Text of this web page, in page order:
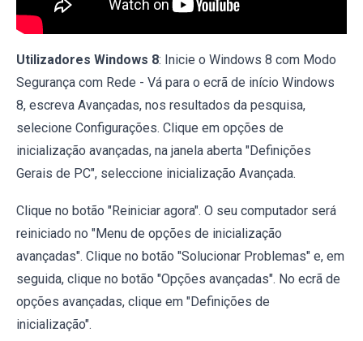
Utilizadores Windows 8: Inicie o Windows 8 com Modo
Segurança com Rede - Vá para o ecrã de início Windows
8, escreva Avançadas, nos resultados da pesquisa,
selecione Configurações. Clique em opções de
inicialização avançadas, na janela aberta "Definições
Gerais de PC", seleccione inicialização Avançada.
Clique no botão "Reiniciar agora". O seu computador será
reiniciado no "Menu de opções de inicialização
avançadas". Clique no botão "Solucionar Problemas" e, em
seguida, clique no botão "Opções avançadas". No ecrã de
opções avançadas, clique em "Definições de
inicialização".